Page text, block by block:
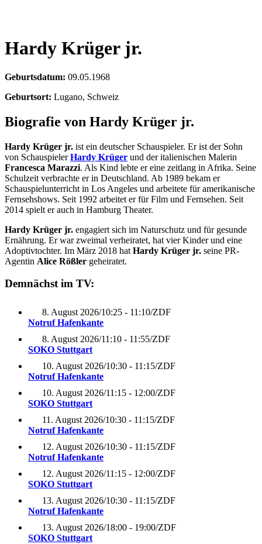
Hardy Krüger jr.
Geburtsdatum: 09.05.1968
Geburtsort: Lugano, Schweiz
Biografie von Hardy Krüger jr.
Hardy Krüger jr. ist ein deutscher Schauspieler. Er ist der Sohn
von SchauspielerHardy Krüger und der italienischen Malerin
Francesca Marazzi. Als Kind lebte er eine zeitlang in Afrika. Seine
Schulzeit verbrachte er in Deutschland. Ab 1989 bekam er
Schauspielunterricht in Los Angeles und arbeitete für amerikanische
Fernsehshows. Seit 1992 arbeitet er für Film und Fernsehen. Seit
2014 spielt er auch in Hamburg Theater.
Hardy Krüger jr. engagiert sich im Naturschutz und für gesunde
Ernährung. Er war zweimal verheiratet, hat vier Kinder und eine
Adoptivtochter. Im März 2018 hat Hardy Krüger jr. seine PR-
Agentin Alice Rößler geheiratet.
Demnächst im TV:
8. August 2026/10:25 - 11:10/ZDF
Notruf Hafenkante
8. August 2026/11:10 - 11:55/ZDF
SOKO Stuttgart
10. August 2026/10:30 - 11:15/ZDF
Notruf Hafenkante
10. August 2026/11:15 - 12:00/ZDF
SOKO Stuttgart
11. August 2026/10:30 - 11:15/ZDF
Notruf Hafenkante
12. August 2026/10:30 - 11:15/ZDF
Notruf Hafenkante
12. August 2026/11:15 - 12:00/ZDF
SOKO Stuttgart
13. August 2026/10:30 - 11:15/ZDF
Notruf Hafenkante
13. August 2026/18:00 - 19:00/ZDF
SOKO Stuttgart